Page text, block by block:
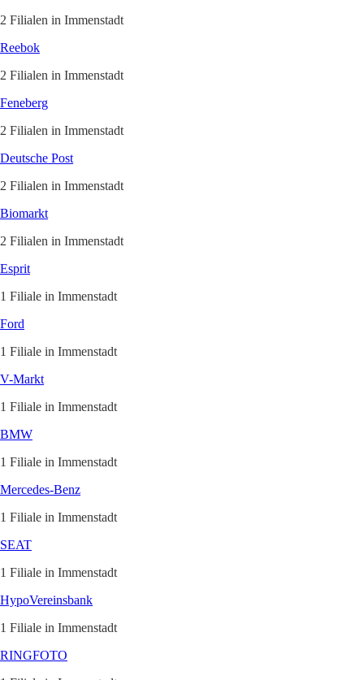
2 Filialen in Immenstadt
Reebok
2 Filialen in Immenstadt
Feneberg
2 Filialen in Immenstadt
Deutsche Post
2 Filialen in Immenstadt
Biomarkt
2 Filialen in Immenstadt
Esprit
1 Filiale in Immenstadt
Ford
1 Filiale in Immenstadt
V-Markt
1 Filiale in Immenstadt
BMW
1 Filiale in Immenstadt
Mercedes-Benz
1 Filiale in Immenstadt
SEAT
1 Filiale in Immenstadt
HypoVereinsbank
1 Filiale in Immenstadt
RINGFOTO